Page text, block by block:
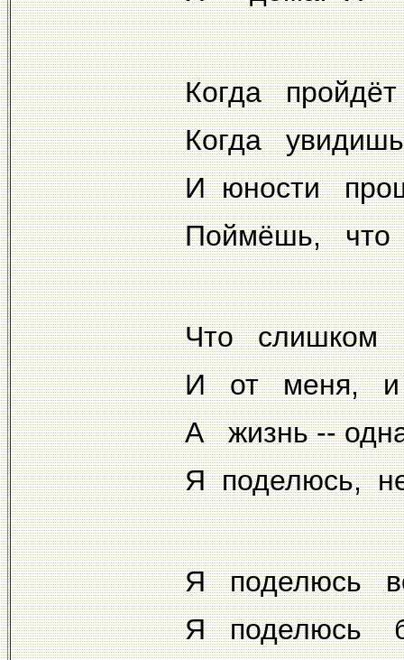
Когда
Когда
И юности
Поймёшь, что
Что слишком
И от меня, и
А жизнь --
Я поделюсь,
Я поделюсь
Я поделюсь